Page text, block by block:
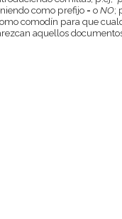
como prefijo - oNO;
comodín para que
aquellos